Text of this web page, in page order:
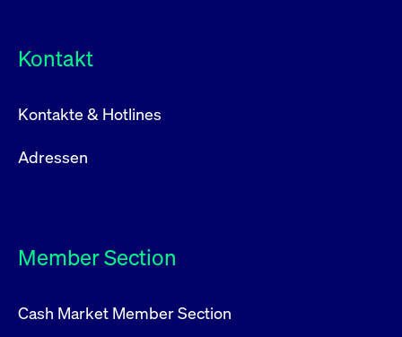
Kontakt
Kontakte & Hotlines
Adressen
Member Section
Cash Market Member Section